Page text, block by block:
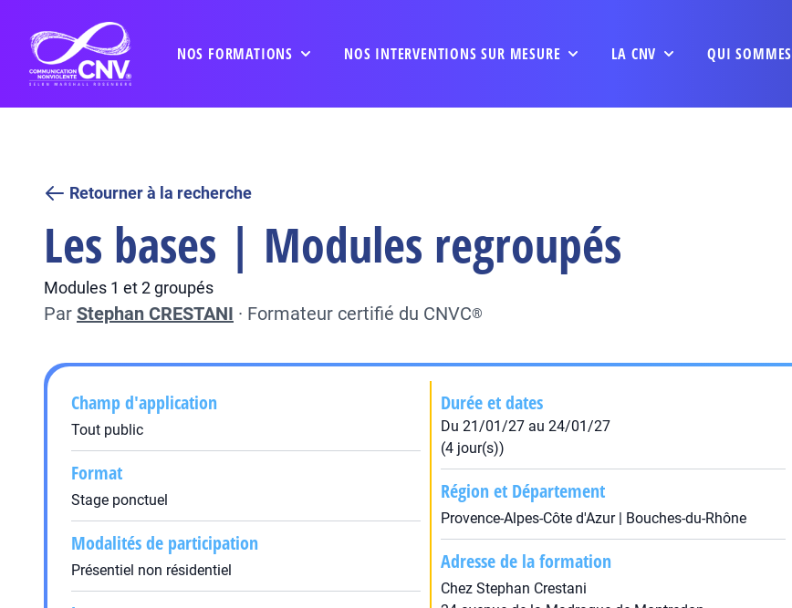
NOS FORMATIONS NOS INTERVENTIONS SUR MESURE LA CNV QUI
Retourner à la recherche
Les bases | Modules regroupés
Modules 1 et 2 groupés
Par Stephan CRESTANI · Formateur certifié du CNVC®
Champ d'application
Tout public
Format
Stage ponctuel
Modalités de participation
Présentiel non résidentiel
Durée et dates
Du 21/01/27 au 24/01/27
(4 jour(s))
Région et Département
Provence-Alpes-Côte d'Azur | Bouches-du-Rhône
Adresse de la formation
Chez Stephan Crestani